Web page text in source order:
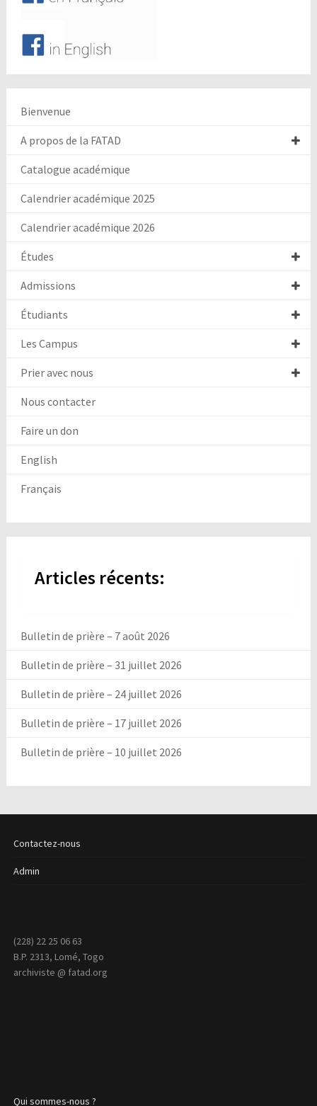
Bienvenue
A propos de la FATAD
Catalogue académique
Calendrier académique 2025
Calendrier académique 2026
Études
Admissions
Étudiants
Les Campus
Prier avec nous
Nous contacter
Faire un don
English
Français
Articles récents:
Bulletin de prière – 7 août 2026
Bulletin de prière – 31 juillet 2026
Bulletin de prière – 24 juillet 2026
Bulletin de prière – 17 juillet 2026
Bulletin de prière – 10 juillet 2026
Contactez-nous
Admin
(228) 22 25 06 63
B.P. 2313, Lomé, Togo
archiviste @ fatad.org
Qui sommes-nous ?